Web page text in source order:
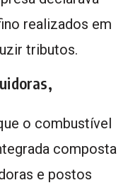
realizados em
tributos.
o combustível
composta
e postos